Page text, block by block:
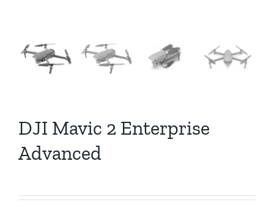
DJI Mavic 2 Enterprise
Advanced